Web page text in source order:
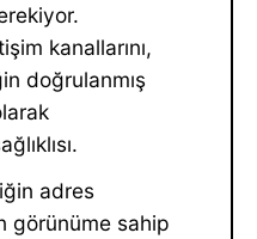
kanallarını,
doğrulanmış
adres
görünüme sahip